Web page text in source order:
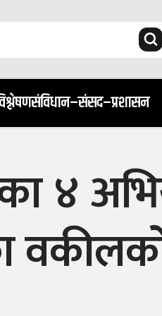
संविधान–संसद–प्रशासन
४